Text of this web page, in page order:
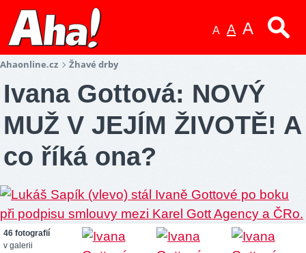
A A A
Ahaonline.cz Žhavé drby
Ivana Gottová: NOVÝ
MUŽ V JEJÍM ŽIVOTĚ! A
co říká ona?
46 fotografií
v galerii